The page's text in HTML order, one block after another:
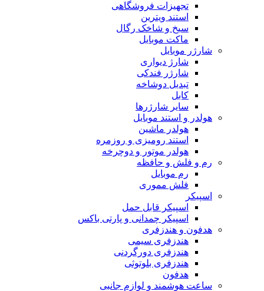
تجهیزات فروشگاهی
استند ویترین
سیخ و شاخک رگال
ماکت موبایل
شارژر موبایل
شارژ دیواری
شارژر فندکی
تبدیل دوشاخه
کابل
سایر شارژرها
هولدر و استند موبایل
هولدر ماشین
استند رومیزی و روزمره
هولدر موتور و دوچرخه
رم و فلش و حافظه
رم موبایل
فلش مموری
اسپیکر
اسپیکر قابل حمل
اسپیکر چمدانی و پارتی باکس
هدفون و هندزفری
هندزفری سیمی
هندزفری دورگردنی
هندزفری بلوتوثی
هدفون
ساعت هوشمند و لوازم جانبی